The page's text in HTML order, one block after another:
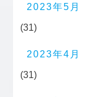
2023年5月
(31)
2023年4月
(31)